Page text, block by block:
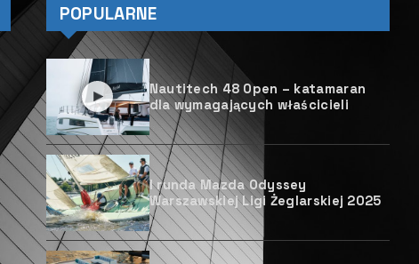
POPULARNE
Nautitech 48 Open – katamaran
dla wymagających właścicieli
I runda Mazda Odyssey
Warszawskiej Ligi Żeglarskiej 2025